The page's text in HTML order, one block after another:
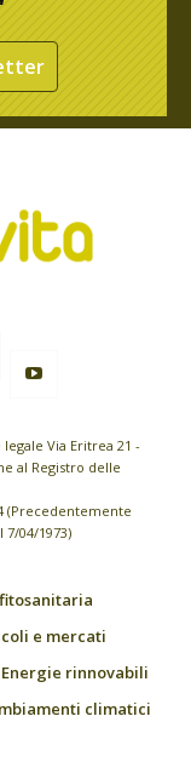
Via Eritrea 21 -
al Registro delle
(Precedentemente
04/1973)
e mercati
Energie rinnovabili
climatici